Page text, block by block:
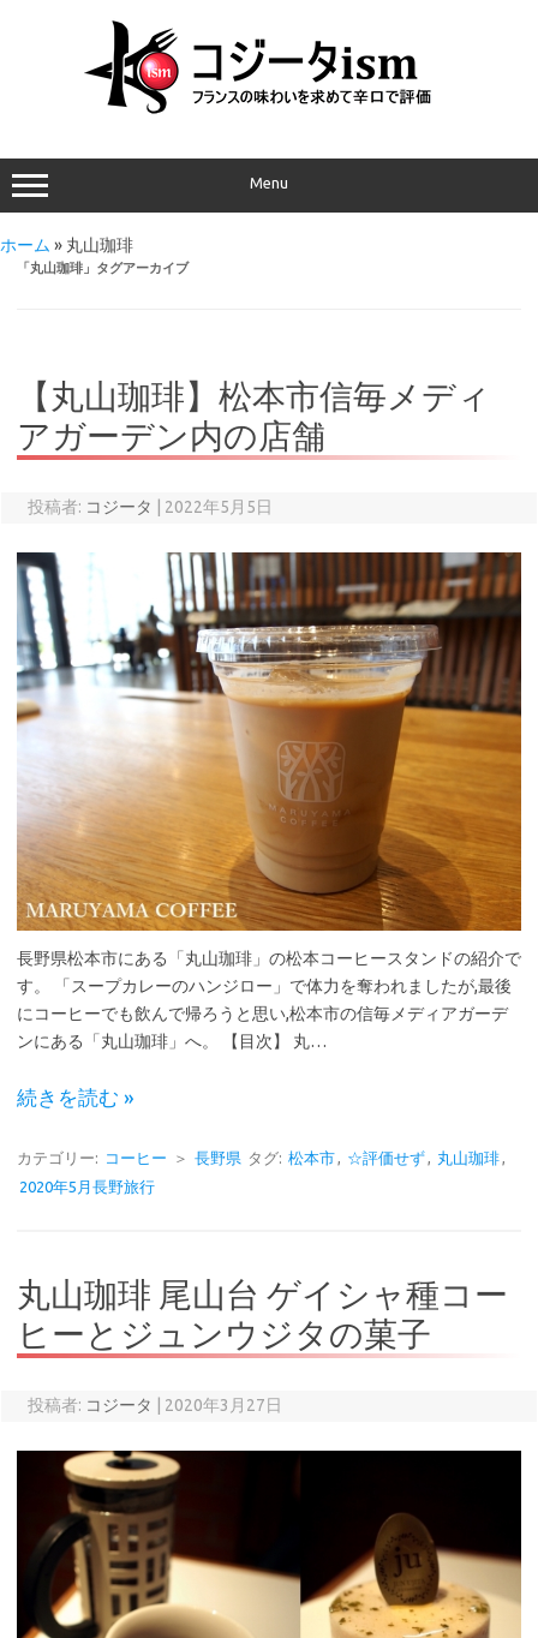
Menu
ホーム » 丸山珈琲
「丸山珈琲 」タグアーカイブ
【丸山珈琲】松本市信毎メディ
アガーデン内の店舗
投稿者: コジータ 2022年5月5日
長野県松本市にある「丸山珈琲」の松本コーヒースタンドの紹介で
す。 「スープカレーのハンジロー」で体力を奪われましたが,最後
にコーヒーでも飲んで帰ろうと思い,松本市の信毎メディアガーデ
ンにある「丸山珈琲」へ。 【目次】 丸…
続きを読む »
カテゴリー: コーヒー ＞ 長野県 タグ: 松本市, ☆評価せず, 丸山珈琲,
2020年5月長野旅行
丸山珈琲 尾山台 ゲイシャ種コー
ヒーとジュンウジタの菓子
投稿者: コジータ 2020年3月27日